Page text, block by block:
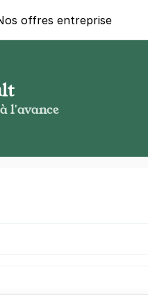
offres entreprise
l'avance